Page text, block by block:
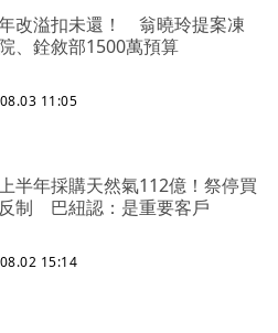
改溢扣未還！ 翁曉玲提案凍
、銓敘部1500萬預算
11:05
半年採購天然氣112億！祭停買
制 巴紐認：是重要客戶
15:14